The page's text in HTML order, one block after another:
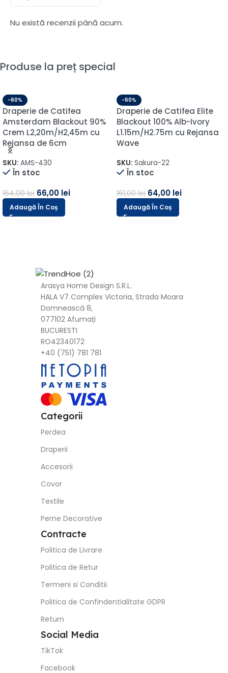
Nu există recenzii până acum.
Produse la preț special
-60%
Draperie de Catifea
Amsterdam Blackout 90%
Crem L2,20m/H2,45m cu
Rejansa de 6cm
SKU: AMS-430
În stoc
164,00lei 66,00 lei
Adaugă În Coș
-60%
Draperie de Catifea Elite
Blackout 100% Alb-Ivory
L1.15m/H2.75m cu Rejansa
Wave
SKU: Sakura-22
În stoc
161,00lei 64,00 lei
Adaugă În Coș
Arasya Home Design S.R.L.
HALA V7 Complex Victoria, Strada Moara
Domnească 8,
077102 Afumați
BUCURESTI
RO42340172
+40 (751) 781 781
Categorii
Perdea
Draperii
Accesorii
Covor
Textile
Perne Decorative
Contracte
Politica de Livrare
Politica de Retur
Termeni si Conditii
Politica de Confindentialitate GDPR
Return
Social Media
TikTok
Facebook